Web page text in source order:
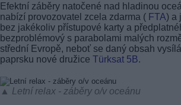
Efektní záběry natočené nad hladinou
nabízí provozovatel zcela zdarma ( FTA) a
bez jakékoliv přístupové karty a
bezproblémový s parabolami malých
střední Evropě, neboť se daný obsah
paprsku nové družice Türksat 5B.
▲ Letní relax - záběry o/v oceánu